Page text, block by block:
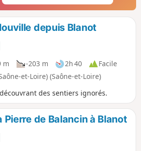
depuis Blanot
m -203 m 2h 40
Facile
et-Loire) (Saône-et-Loire)
des sentiers ignorés.
Pierre de Balancin à Blanot